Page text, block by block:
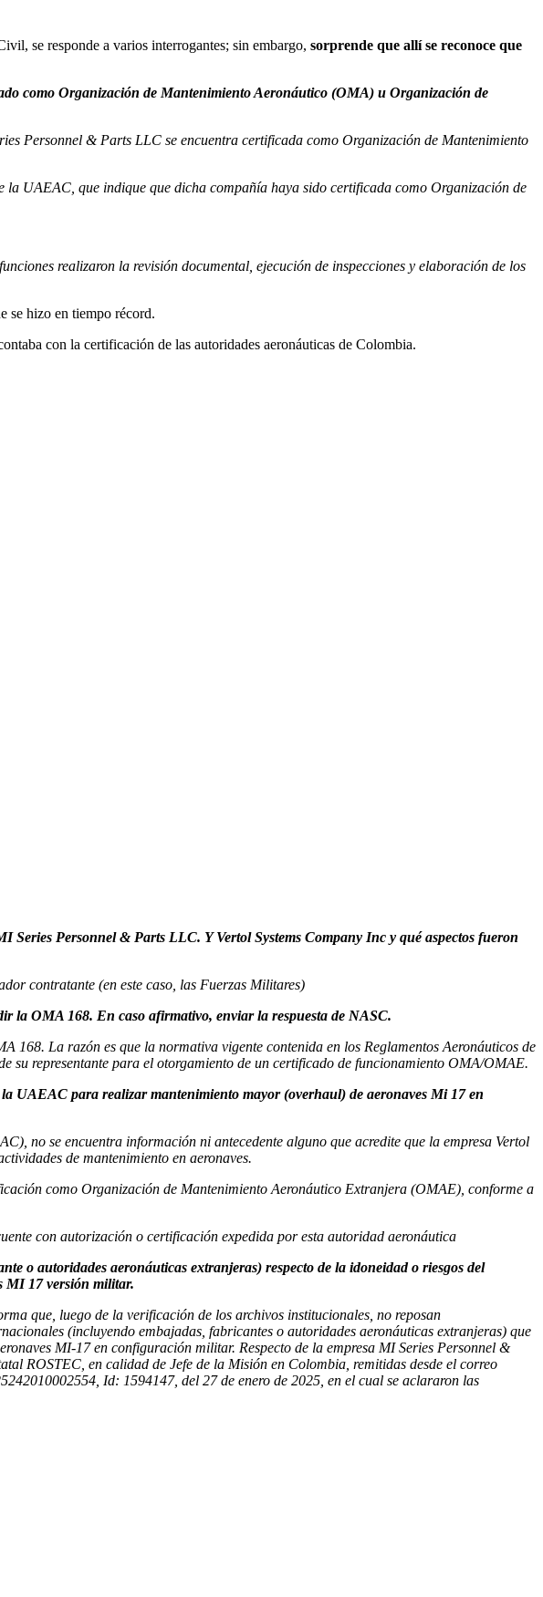
se responde a varios interrogantes; sin embargo, sorprende que allí se reconoce que
como Organización de Mantenimiento Aeronáutico (OMA) u Organización de
Personnel & Parts LLC se encuentra certificada como Organización de Mantenimiento
la UAEAC, que indique que dicha compañía haya sido certificada como Organización de
realizaron la revisión documental, ejecución de inspecciones y elaboración de los
se hizo en tiempo récord.
con la certificación de las autoridades aeronáuticas de Colombia.
Personnel & Parts LLC. Y Vertol Systems Company Inc y qué aspectos fueron
contratante (en este caso, las Fuerzas Militares)
la OMA 168. En caso afirmativo, enviar la respuesta de NASC.
168. La razón es que la normativa vigente contenida en los Reglamentos Aeronáuticos de
su representante para el otorgamiento de un certificado de funcionamiento OMA/OMAE.
UAEAC para realizar mantenimiento mayor (overhaul) de aeronaves Mi 17 en
no se encuentra información ni antecedente alguno que acredite que la empresa Vertol
de mantenimiento en aeronaves.
como Organización de Mantenimiento Aeronáutico Extranjera (OMAE), conforme a
con autorización o certificación expedida por esta autoridad aeronáutica
o autoridades aeronáuticas extranjeras) respecto de la idoneidad o riesgos del
MI 17 versión militar.
que, luego de la verificación de los archivos institucionales, no reposan
(incluyendo embajadas, fabricantes o autoridades aeronáuticas extranjeras) que
MI-17 en configuración militar. Respecto de la empresa MI Series Personnel &
ROSTEC, en calidad de Jefe de la Misión en Colombia, remitidas desde el correo
Id: 1594147, del 27 de enero de 2025, en el cual se aclararon las